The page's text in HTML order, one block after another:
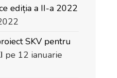
ediția a II-a 2022
SKV pentru
pe 12 ianuarie